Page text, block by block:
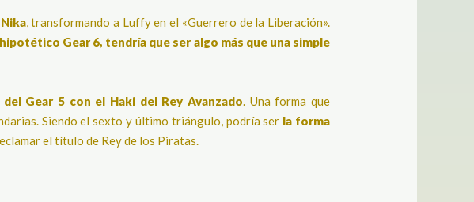
, transformando a Luffy en el «Guerrero de la Liberación».
Gear 6, tendría que ser algo más que una simple
Gear 5 con el Haki del Rey Avanzado. Una forma que
Siendo el sexto y último triángulo, podría ser la forma
el título de Rey de los Piratas.